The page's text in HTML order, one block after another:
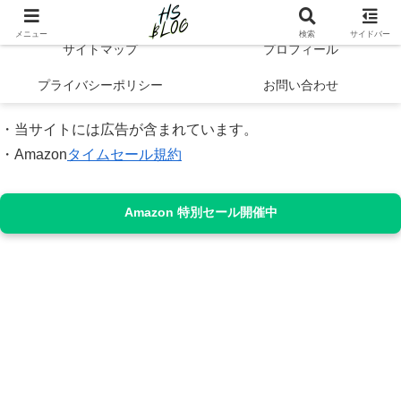
Hibi no Shikou | 最新トレンドで知るシンプルライフと自己成長
サイトマップ プロフィール
プライバシーポリシー お問い合わせ
・当サイトには広告が含まれています。
・Amazonタイムセール規約
Amazon 特別セール開催中
メニュー 検索 サイドバー